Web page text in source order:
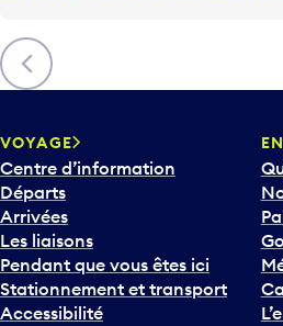
è
c
h
v
e
r
s
l
e
b
a
Précédent
VOYAGE
Centre d’information
Départs
Arrivées
Les liaisons
Pendant que vous êtes ici
Stationnement et transport
Accessibilité